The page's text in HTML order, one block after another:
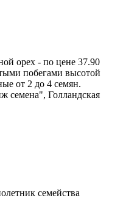
орех - по цене 37.90
побегами высотой
от 2 до 4 семян.
семена", Голландская
семейства